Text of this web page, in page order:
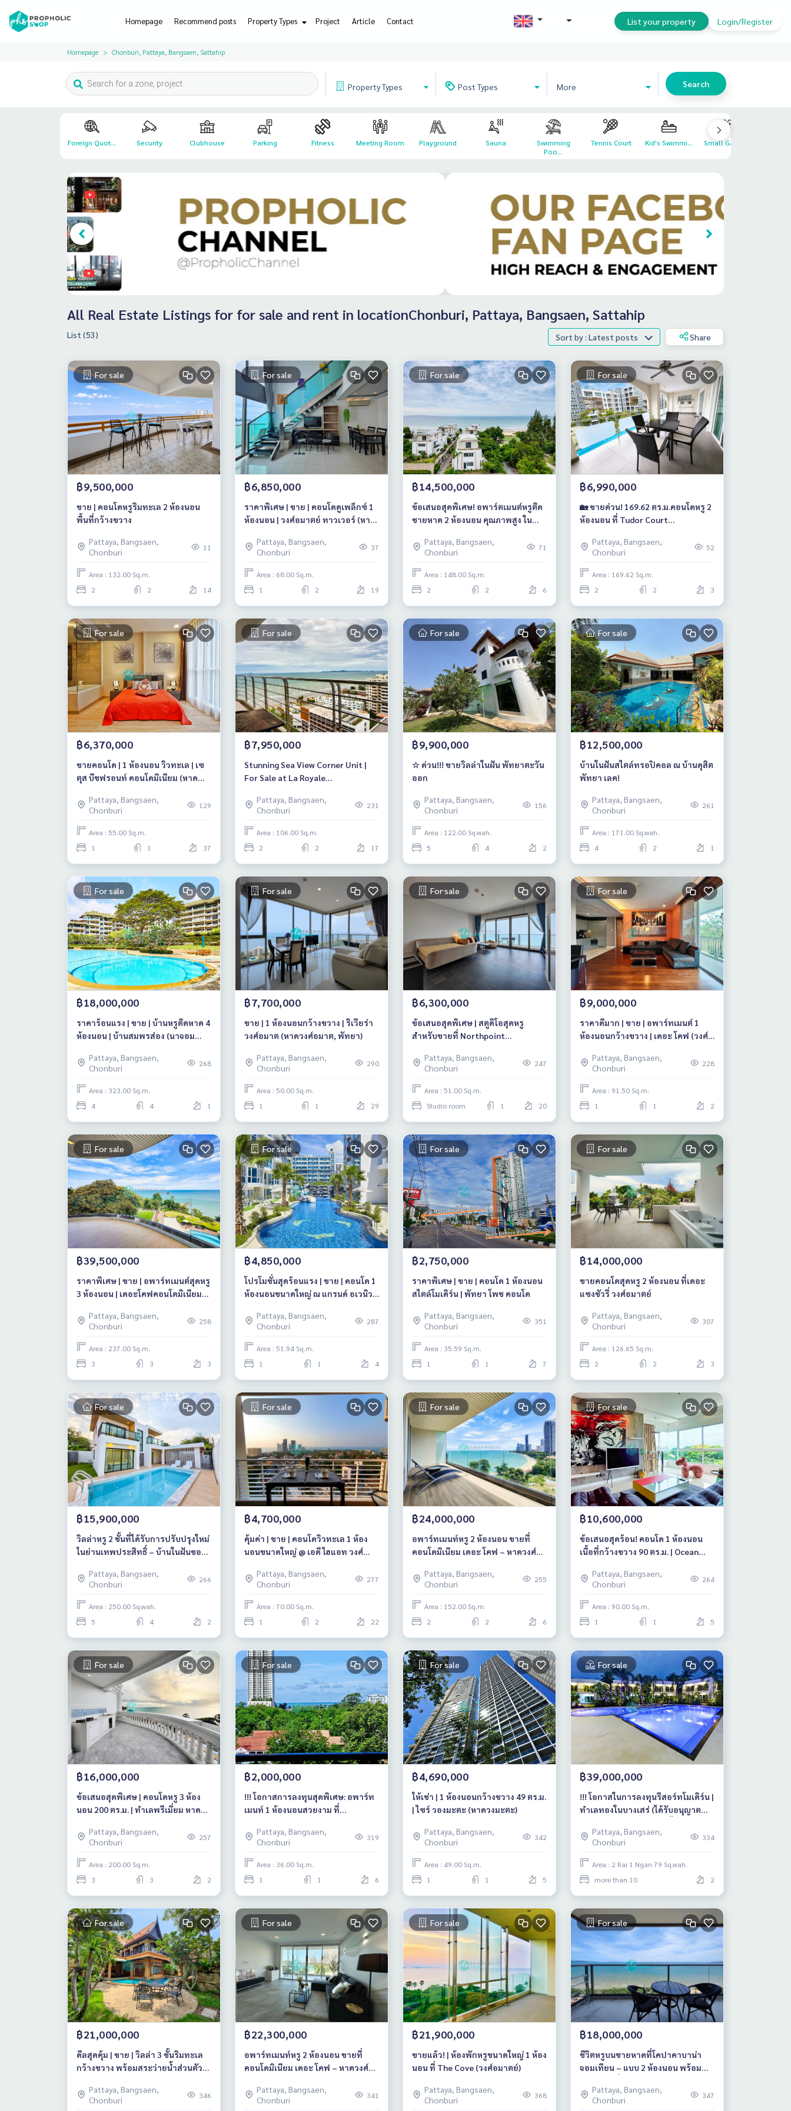
Homepage Recommend posts Property Types Project Article Contact List your property Login/Register
Homepage Chonburi, Pattaya, Bangsaen, Sattahip
PropertyTypes PostTypes More Search
Foreign Quot... Security Clubhouse Parking Fitness Meeting Room Playground Sauna
Swimming
Poo...
Tennis Court Kid's Swimmi... Small Garden
All Real Estate Listings for for sale and rent in locationChonburi, Pattaya, Bangsaen, Sattahip
List (53) Sort by : Latest posts Share
For sale
฿9,500,000
ขาย | คอนโดหรูริมทะเล 2 ห้องนอน
พื้นที่กว้างขวาง
Pattaya, Bangsaen,
Chonburi
11
Area : 132.00 Sq.m.
2
2 14
For sale
฿6,850,000
ราคาพิเศษ | ขาย | คอนโดดูเพล็กซ์ 1
ห้องนอน | วงศ์อมาตย์ ทาวเวอร์ (หาด
Pattaya, Bangsaen,
Chonburi
37
Area : 68.00 Sq.m.
1
2 19
For sale
฿14,500,000
ข้อเสนอสุดพิเศษ! อพาร์ตเมนต์หรูติด
ชายหาด 2 ห้องนอน คุณภาพสูง ใน
Condo พร้อมขายและให้เช่า
Pattaya, Bangsaen,
Chonburi
71
Area : 148.00 Sq.m.
2
2 6
For sale
฿6,990,000
🏡 ขายด่วน! 169.62 ตร.ม.คอนโดหรู 2
ห้องนอน ที่ Tudor Court
ซอย 2Pattaya, Bangsaen,
Chonburi
52
Area : 169.62 Sq.m.
2
2 3
For sale
฿6,370,000
ขายคอนโด | 1 ห้องนอน วิวทะเล | เซ
ตุส บีชฟรอนท์ คอนโดมิเนียม (หาด
Pattaya, Bangsaen,
Chonburi
129
Area : 55.00 Sq.m.
1
1 37
For sale
฿7,950,000
Stunning Sea View Corner Unit |
For Sale at La Royale
Pattaya, Bangsaen,
Chonburi
231
Area : 106.00 Sq.m.
2
2 17
For sale
฿9,900,000
☆ ด่วน!!! ขายวิลล่าในฝัน พัทยาตะวัน
ออก
Pattaya, Bangsaen,
Chonburi
156
Area : 122.00 Sq.wah.
5
4 2
For sale
฿12,500,000
บ้านในฝันสไตล์ทรอปิคอล ณ บ้านดุสิต
พัทยา เลค!
Pattaya, Bangsaen,
Chonburi
261
Area : 171.00 Sq.wah.
4
2 1
For sale
฿18,000,000
ราคาร้อนแรง | ขาย | บ้านหรูติดหาด 4
ห้องนอน | บ้านสมพรส่อง (นาจอม
Pattaya, Bangsaen,
Chonburi
268
Area : 323.00 Sq.m.
4
4 1
For sale
฿7,700,000
ขาย | 1 ห้องนอนกว้างขวาง | ริเวียร่า
วงศ์อมาต (หาดวงศ์อมาต, พัทยา)
Pattaya, Bangsaen,
Chonburi
290
Area : 50.00 Sq.m.
1
1 29
For sale
฿6,300,000
ข้อเสนอสุดพิเศษ | สตูดิโอสุดหรู
สำหรับขายที่ Northpoint
พัทยา)Pattaya, Bangsaen,
Chonburi
247
Area : 51.00 Sq.m.
Studio room
1 20
For sale
฿9,000,000
ราคาดีมาก | ขาย | อพาร์ทเมนต์ 1
ห้องนอนกว้างขวาง | เดอะ โคฟ (วงศ์
Pattaya, Bangsaen,
Chonburi
228
Area : 91.50 Sq.m.
1
1 2
For sale
฿39,500,000
ราคาพิเศษ | ขาย | อพาร์ทเมนต์สุดหรู
3 ห้องนอน | เดอะโคฟคอนโดมิเนียม
Pattaya, Bangsaen,
Chonburi
258
Area : 237.00 Sq.m.
3
3 3
For sale
฿4,850,000
โปรโมชั่นสุดร้อนแรง | ขาย | คอนโด 1
ห้องนอนขนาดใหญ่ ณ แกรนด์ อเวนิว
Pattaya, Bangsaen,
Chonburi
287
Area : 51.94 Sq.m.
1
1 4
For sale
฿2,750,000
ราคาพิเศษ | ขาย | คอนโด 1 ห้องนอน
สไตล์โมเดิร์น | พัทยา โพช คอนโด
Pattaya, Bangsaen,
Chonburi
351
Area : 35.59 Sq.m.
1
1 7
For sale
฿14,000,000
ขายคอนโดสุดหรู 2 ห้องนอน ที่เดอะ
แซงชัวรี่ วงศ์อมาตย์
Pattaya, Bangsaen,
Chonburi
307
Area : 126.65 Sq.m.
2
2 3
For sale
฿15,900,000
วิลล่าหรู 2 ชั้นที่ได้รับการปรับปรุงใหม่
ในย่านเทพประสิทธิ์ – บ้านในฝันของ
Pattaya, Bangsaen,
Chonburi
266
Area : 250.00 Sq.wah.
5
4 2
For sale
฿4,700,000
คุ้มค่า | ขาย | คอนโดวิวทะเล 1 ห้อง
นอนขนาดใหญ่ @ เอดี ไฮแอท วงศ์
Pattaya, Bangsaen,
Chonburi
277
Area : 70.00 Sq.m.
1
2 22
For sale
฿24,000,000
อพาร์ทเมนท์หรู 2 ห้องนอน ขายที่
คอนโดมิเนียม เดอะ โคฟ – หาดวงศ์
Pattaya, Bangsaen,
Chonburi
255
Area : 152.00 Sq.m.
2
2 6
For sale
฿10,600,000
ข้อเสนอสุดร้อน! คอนโด 1 ห้องนอน
เนื้อที่กว้างขวาง 90 ตร.ม. | Ocean
Pattaya, Bangsaen,
Chonburi
264
Area : 90.00 Sq.m.
1
1 5
For sale
฿16,000,000
ข้อเสนอสุดพิเศษ | คอนโดหรู 3 ห้อง
นอน 200 ตร.ม. | ทำเลพรีเมี่ยม หาด
Pattaya, Bangsaen,
Chonburi
257
Area : 200.00 Sq.m.
3
3 2
For sale
฿2,000,000
!!! โอกาสการลงทุนสุดพิเศษ: อพาร์ท
เมนท์ 1 ห้องนอนสวยงาม ที่
เทียน พัทยา
Pattaya, Bangsaen,
Chonburi
319
Area : 36.00 Sq.m.
1
1 6
For sale
฿4,690,000
ให้เช่า | 1 ห้องนอนกว้างขวาง 49 ตร.ม.
| ไซร์ วองมะตะ (หาดวงมะตะ)
Pattaya, Bangsaen,
Chonburi
342
Area : 49.00 Sq.m.
1
1 5
For sale
฿39,000,000
!!! โอกาสในการลงทุนรีสอร์ทโมเดิร์น |
ทำเลทองในบางเสร่ (ได้รับอนุญาต
Pattaya, Bangsaen,
Chonburi
334
Area : 2 Rai 1 Ngan 79 Sq.wah.
more than 10
2
For sale
฿21,000,000
ดีลสุดคุ้ม | ขาย | วิลล่า 3 ชั้นริมทะเล
กว้างขวาง พร้อมสระว่ายน้ำส่วนตัว
Pattaya, Bangsaen,
Chonburi
346
For sale
฿22,300,000
อพาร์ทเมนท์หรู 2 ห้องนอน ขายที่
คอนโดมิเนียม เดอะ โคฟ – หาดวงศ์
Pattaya, Bangsaen,
Chonburi
341
For sale
฿21,900,000
ขายแล้ว! | ห้องพักหรูขนาดใหญ่ 1 ห้อง
นอน ที่ The Cove (วงศ์อมาตย์)
Pattaya, Bangsaen,
Chonburi
368
For sale
฿18,000,000
ชีวิตหรูบนชายหาดที่โคปาคาบาน่า
จอมเทียน – แบบ 2 ห้องนอน พร้อม
Pattaya, Bangsaen,
Chonburi
347